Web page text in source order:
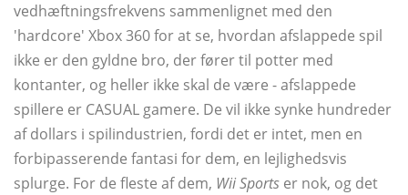
vedhæftningsfrekvens sammenlignet med den
'hardcore' Xbox 360 for at se, hvordan afslappede spil
ikke er den gyldne bro, der fører til potter med
kontanter, og heller ikke skal de være - afslappede
spillere er CASUAL gamere. De vil ikke synke hundreder
af dollars i spilindustrien, fordi det er intet, men en
forbipasserende fantasi for dem, en lejlighedsvis
splurge. For de fleste af dem, Wii Sports er nok, og det